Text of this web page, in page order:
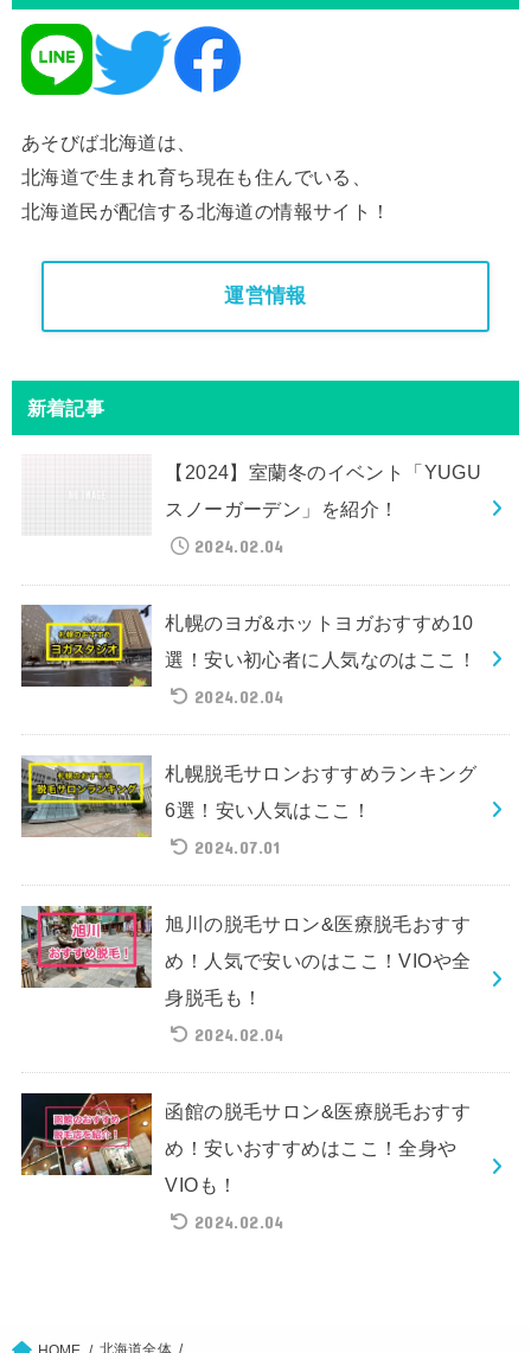
あそびば北海道は、
北海道で生まれ育ち現在も住んでいる、
北海道民が配信する北海道の情報サイト！
運営情報
新着記事
【2024】室蘭冬のイベント「YUGU
スノーガーデン」を紹介！
2024.02.04
札幌のヨガ&ホットヨガおすすめ10
選！安い初心者に人気なのはここ！
2024.02.04
札幌脱毛サロンおすすめランキング
6選！安い人気はここ！
2024.07.01
旭川の脱毛サロン&医療脱毛おすす
め！人気で安いのはここ！VIOや全
身脱毛も！
2024.02.04
函館の脱毛サロン&医療脱毛おすす
め！安いおすすめはここ！全身や
VIOも！
2024.02.04
北海道全体